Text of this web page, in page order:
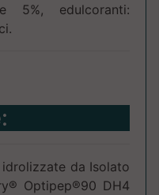
5%, edulcoranti:
:
da Isolato
Optipep®90 DH4